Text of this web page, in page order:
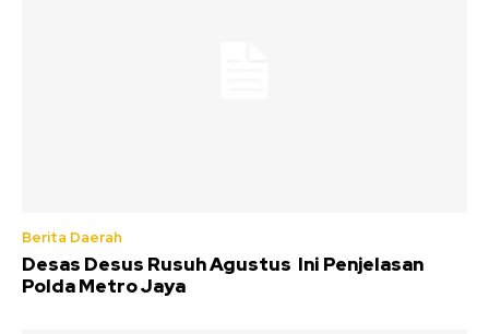
Berita Daerah
Desas Desus Rusuh Agustus Ini Penjelasan
Polda Metro Jaya